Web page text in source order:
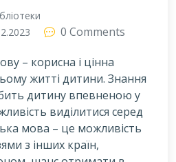
0 Comments
– корисна і цінна
житті дитини. Знання
дитину впевненою у
виділитися серед
мова – це можливість
з інших країн,